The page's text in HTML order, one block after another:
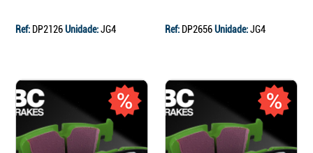
Ref: DP2126Unidade:JG4 Ref: DP2656Unidade:JG4